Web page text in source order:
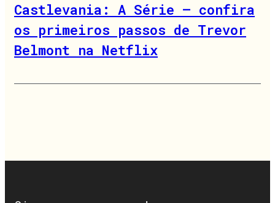
Castlevania: A Série – confira
os primeiros passos de Trevor
Belmont na Netflix